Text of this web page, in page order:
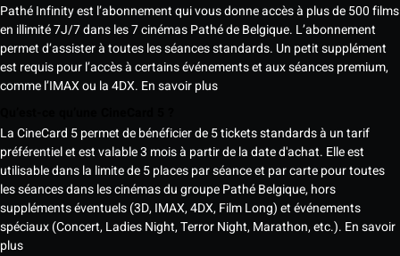
Pathé Infinity est l’abonnement qui vous donne accès à plus de 500 films
en illimité 7J/7 dans les 7 cinémas Pathé de Belgique. L’abonnement
permet d’assister à toutes les séances standards. Un petit supplément
est requis pour l’accès à certains événements et aux séances premium,
comme l’IMAX ou la 4DX. En savoir plus
La CineCard 5 permet de bénéficier de 5 tickets standards à un tarif
préférentiel et est valable 3 mois à partir de la date d'achat. Elle est
utilisable dans la limite de 5 places par séance et par carte pour toutes
les séances dans les cinémas du groupe Pathé Belgique, hors
suppléments éventuels (3D, IMAX, 4DX, Film Long) et événements
spéciaux (Concert, Ladies Night, Terror Night, Marathon, etc.). En savoir
plus